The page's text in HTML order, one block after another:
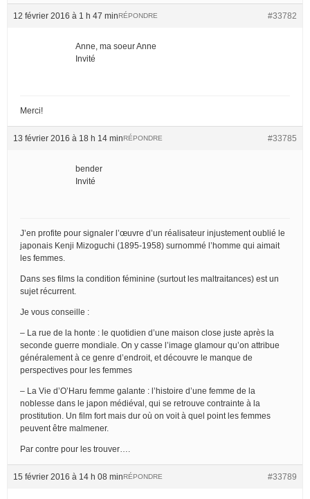
12 février 2016 à 1 h 47 min #33782
RÉPONDRE
Anne, ma soeur Anne
Invité
Merci!
13 février 2016 à 18 h 14 min #33785
RÉPONDRE
bender
Invité
J’en profite pour signaler l’œuvre d’un réalisateur injustement oublié le
japonais Kenji Mizoguchi (1895-1958) surnommé l’homme qui aimait
les femmes.
Dans ses films la condition féminine (surtout les maltraitances) est un
sujet récurrent.
Je vous conseille :
– La rue de la honte : le quotidien d’une maison close juste après la
seconde guerre mondiale. On y casse l’image glamour qu’on attribue
généralement à ce genre d’endroit, et découvre le manque de
perspectives pour les femmes
– La Vie d’O’Haru femme galante : l’histoire d’une femme de la
noblesse dans le japon médiéval, qui se retrouve contrainte à la
prostitution. Un film fort mais dur où on voit à quel point les femmes
peuvent être malmener.
Par contre pour les trouver….
15 février 2016 à 14 h 08 min #33789
RÉPONDRE